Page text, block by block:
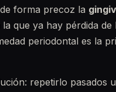
forma precoz la
que ya hay pérdida de
periodontal es la
repetirlo pasados